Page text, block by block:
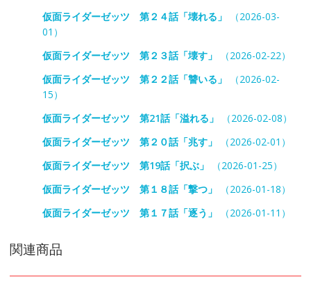
仮面ライダーゼッツ 第２４話「壊れる」
（2026-03-
01）
仮面ライダーゼッツ 第２３話「壊す」
（2026-02-22）
仮面ライダーゼッツ 第２２話「讐いる」
（2026-02-
15）
仮面ライダーゼッツ 第21話「溢れる」
（2026-02-08）
仮面ライダーゼッツ 第２０話「兆す」
（2026-02-01）
仮面ライダーゼッツ 第19話「択ぶ」
（2026-01-25）
仮面ライダーゼッツ 第１８話「撃つ」
（2026-01-18）
仮面ライダーゼッツ 第１７話「逐う」
（2026-01-11）
関連商品